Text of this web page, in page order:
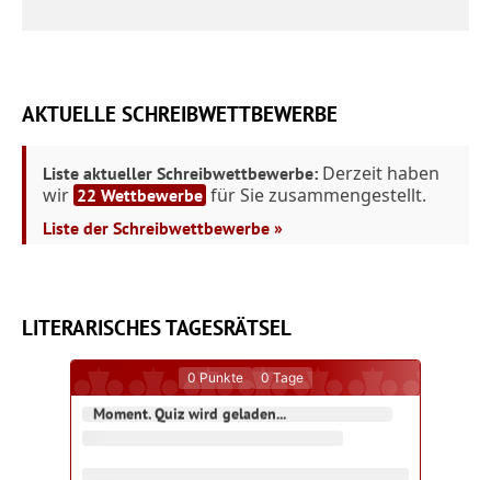
AKTUELLE SCHREIBWETTBEWERBE
Liste aktueller Schreibwettbewerbe: Derzeit haben
wir 22 Wettbewerbe für Sie zusammengestellt.
Liste der Schreibwettbewerbe »
LITERARISCHES TAGESRÄTSEL
0 Punkte 0 Tage
Moment. Quiz wird geladen...